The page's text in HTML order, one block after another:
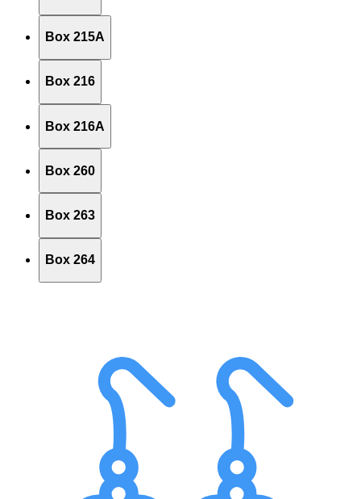
Box 215A
Box 216
Box 216A
Box 260
Box 263
Box 264